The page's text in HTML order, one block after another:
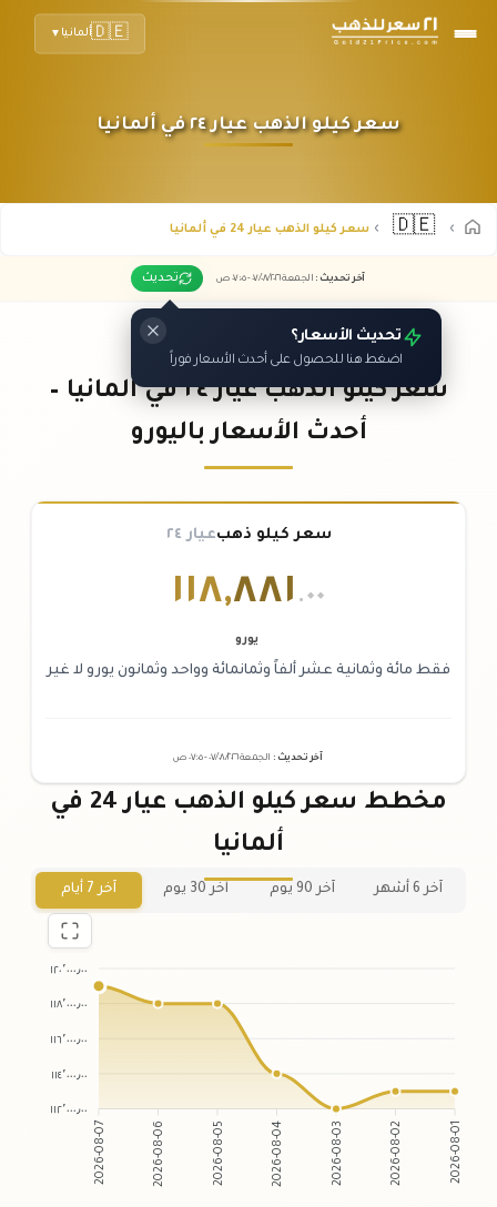
🇩🇪ألمانيا ▼
سعر كيلو الذهب عيار ٢٤ في ألمانيا
🇩🇪 سعر كيلو الذهب عيار 24 في ألمانيا
آخر تحديث : الجمعة ٠٧ /٠٨/٢٠٢٦ - ٠٧:٠٥ ص تحديث
تحديث الأسعار؟
اضغط هنا للحصول على أحدث الأسعار فوراً
سعر كيلو الذهب عيار ٢٤ في ألمانيا –
أحدث الأسعار باليورو
سعر كيلو ذهبعيار ٢٤
١١٨,٨٨١ .٠٠
يورو
فقط مائة وثمانية عشر ألفاً وثمانمائة وواحد وثمانون يورو لا غير
آخر تحديث : الجمعة ٠٧ /٠٨/٢٠٢٦ - ٠٧:٠٥ ص
مخطط سعر كيلو الذهب عيار 24 في
ألمانيا
آخر 6 أشهر آخر 90 يوم آخر 30 يوم آخر 7 أيام
١٢٠٬٠٠٠٫٠٠
١١٨٬٠٠٠٫٠٠
١١٦٬٠٠٠٫٠٠
١١٤٬٠٠٠٫٠٠
١١٢٬٠٠٠٫٠٠
2026-08-07 2026-08-06 2026-08-05 2026-08-04 2026-08-03 2026-08-02 2026-08-01